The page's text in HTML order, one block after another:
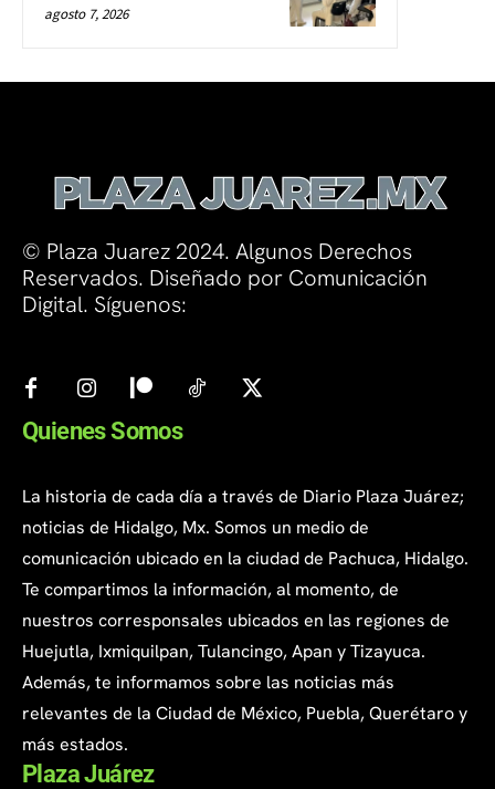
agosto 7, 2026
© Plaza Juarez 2024. Algunos Derechos
Reservados. Diseñado por Comunicación
Digital. Síguenos:
Quienes Somos
La historia de cada día a través de Diario Plaza Juárez;
noticias de Hidalgo, Mx. Somos un medio de
comunicación ubicado en la ciudad de Pachuca, Hidalgo.
Te compartimos la información, al momento, de
nuestros corresponsales ubicados en las regiones de
Huejutla, Ixmiquilpan, Tulancingo, Apan y Tizayuca.
Además, te informamos sobre las noticias más
relevantes de la Ciudad de México, Puebla, Querétaro y
más estados.
Plaza Juárez